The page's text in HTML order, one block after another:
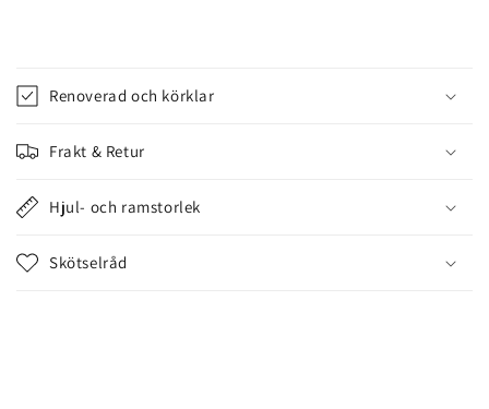
n
n
e
h
å
l
l
s
Renoverad och körklar
Frakt & Retur
Hjul- och ramstorlek
Skötselråd